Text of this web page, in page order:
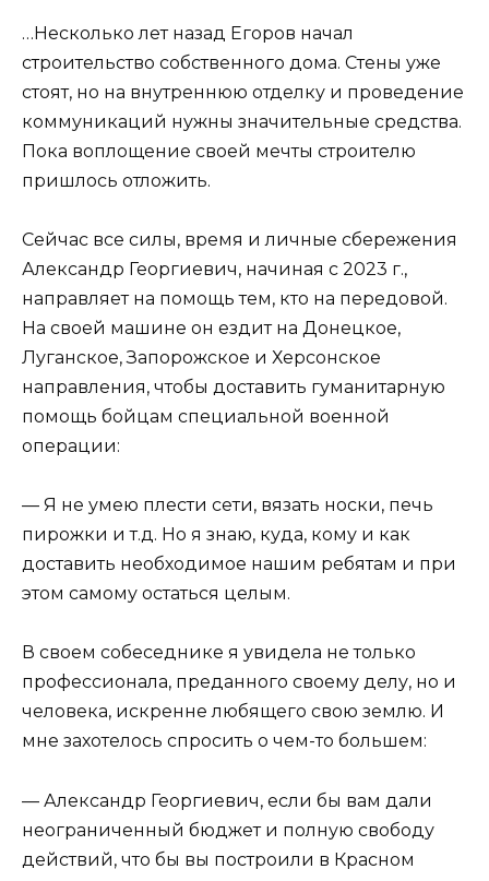
…Несколько лет назад Егоров начал
строительство собственного дома. Стены уже
стоят, но на внутреннюю отделку и проведение
коммуникаций нужны значительные средства.
Пока воплощение своей мечты строителю
пришлось отложить.
Сейчас все силы, время и личные сбережения
Александр Георгиевич, начиная с 2023 г.,
направляет на помощь тем, кто на передовой.
На своей машине он ездит на Донецкое,
Луганское, Запорожское и Херсонское
направления, чтобы доставить гуманитарную
помощь бойцам специальной военной
операции:
— Я не умею плести сети, вязать носки, печь
пирожки и т.д. Но я знаю, куда, кому и как
доставить необходимое нашим ребятам и при
этом самому остаться целым.
В своем собеседнике я увидела не только
профессионала, преданного своему делу, но и
человека, искренне любящего свою землю. И
мне захотелось спросить о чем-то большем:
— Александр Георгиевич, если бы вам дали
неограниченный бюджет и полную свободу
действий, что бы вы построили в Красном